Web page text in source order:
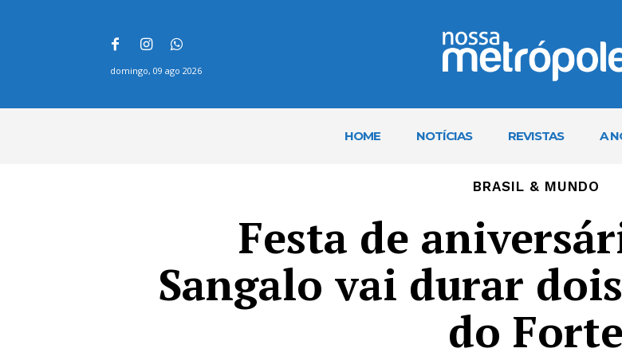
domingo, 09 ago 2026
HOME NOTÍCIAS REVISTAS A
BRASIL & MUNDO
Festa de
Sangalo vai durar
do Forte